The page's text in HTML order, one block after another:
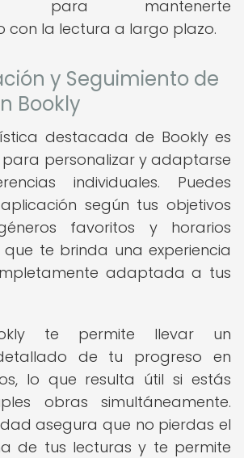
para mantenerte
con la lectura a largo plazo.
y Seguimiento de
Bookly
destacada de Bookly es
personalizar y adaptarse
individuales. Puedes
según tus objetivos
favoritos y horarios
que te brinda una experiencia
adaptada a tus
te permite llevar un
de tu progreso en
lo que resulta útil si estás
obras simultáneamente.
asegura que no pierdas el
de tus lecturas y te permite